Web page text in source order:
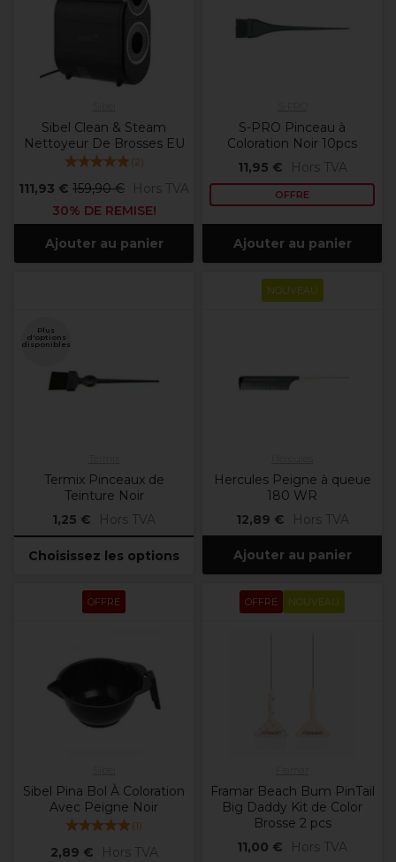
Sibel Clean & Steam
Nettoyeur De Brosses EU
(2)
111,93 € 159,90 €
Hors TVA
30% DE REMISE!
Ajouter au panier
S-PRO Pinceau à
Coloration Noir 10pcs
11,95 €
Hors TVA
OFFRE
Ajouter au panier
Plus
d'options
disponibles
Termix Pinceaux de
Teinture Noir
1,25 €
Hors TVA
Choisissez les options
NOUVEAU
Hercules Peigne à queue
180 WR
12,89 €
Hors TVA
Ajouter au panier
OFFRE
Sibel Pina Bol À Coloration
Avec Peigne Noir
(1)
2,89 € Hors TVA
OFFRE NOUVEAU
Framar Beach Bum PinTail
Big Daddy Kit de Color
Brosse 2 pcs
11,00 €
Hors TVA